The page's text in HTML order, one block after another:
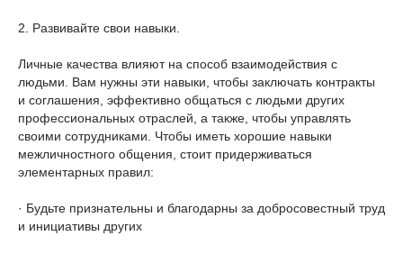
2. Развивайте свои навыки.
Личные качества влияют на способ взаимодействия с
людьми. Вам нужны эти навыки, чтобы заключать контракты
и соглашения, эффективно общаться с людьми других
профессиональных отраслей, а также, чтобы управлять
своими сотрудниками. Чтобы иметь хорошие навыки
межличностного общения, стоит придерживаться
элементарных правил:
· Будьте признательны и благодарны за добросовестный труд
и инициативы других